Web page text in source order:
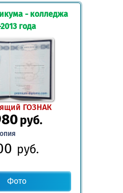
- колледжа
года
ГОЗНАК
руб.
руб.
Фото